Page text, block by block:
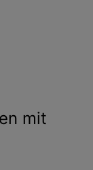
mit